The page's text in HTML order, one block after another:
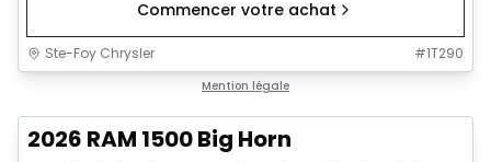
Commencer votre achat
Ste-Foy Chrysler #1T290
Mention légale
2026 RAM 1500 Big Horn